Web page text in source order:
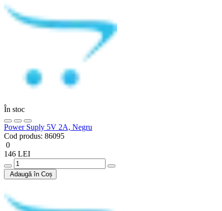
În stoc
Power Suply 5V 2A, Negru
Cod produs: 86095
0
146 LEI
Adaugă în Coș